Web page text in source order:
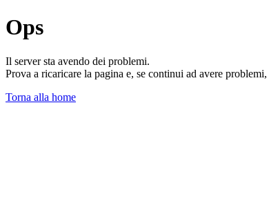
Ops
Il server sta avendo dei problemi.
Prova a ricaricare la pagina e, se continui ad avere
Torna alla home